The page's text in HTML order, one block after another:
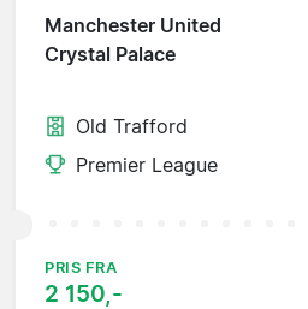
Manchester United
Crystal Palace
Old Trafford
Premier League
PRIS FRA
2 150,-